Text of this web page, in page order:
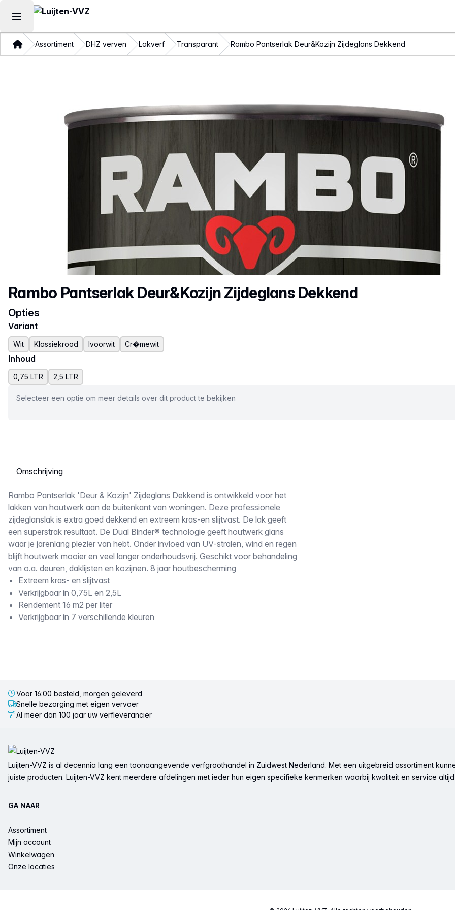
Hoofdmenu openen
ThuisAssortiment DHZ verven Lakverf Transparant Rambo Pantserlak Deur&Kozijn Zijdeglans Dekkend
Productnaam
Rambo Pantserlak Deur&Kozijn Zijdeglans Dekkend
Opties
Variant
Wit Klassiekrood Ivoorwit Cr�mewit
Inhoud
0,75 LTR 2,5 LTR
Selecteer een optie om meer details over dit product te bekijken
Selecteer een tabblad
Omschrijving
Rambo Pantserlak 'Deur & Kozijn' Zijdeglans Dekkend is ontwikkeld voor het
lakken van houtwerk aan de buitenkant van woningen. Deze professionele
zijdeglanslak is extra goed dekkend en extreem kras-en slijtvast. De lak geeft
een superstrak resultaat. De Dual Binder® technologie geeft houtwerk glans
waar je jarenlang plezier van hebt. Onder invloed van UV-stralen, wind en regen
blijft houtwerk mooier en veel langer onderhoudsvrij. Geschikt voor behandeling
van o.a. deuren, daklijsten en kozijnen. 8 jaar houtbescherming
Extreem kras- en slijtvast
Verkrijgbaar in 0,75L en 2,5L
Rendement 16 m2 per liter
Verkrijgbaar in 7 verschillende kleuren
Voor 16:00 besteld, morgen geleverd
Snelle bezorging met eigen vervoer
Al meer dan 100 jaar uw verfleverancier
Luijten-VVZ is al decennia lang een toonaangevende verfgroothandel in Zuidwest Nederland. Met een uitgebreid assortiment
juiste producten. Luijten-VVZ kent meerdere afdelingen met ieder hun eigen specifieke kenmerken waarbij kwaliteit en service
GA NAAR
Assortiment
Mijn account
Winkelwagen
Onze locaties